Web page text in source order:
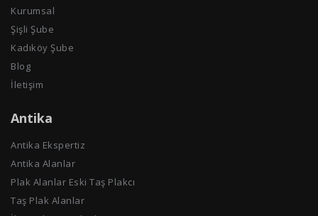
Kurumsal
Şişli Şube
Kadıköy Şube
Blog
İletişim
Antika
Antika Ekspertiz
Antika Alanlar
Plak Alanlar Eski Taş Plakcı
Taş Plak Alanlar